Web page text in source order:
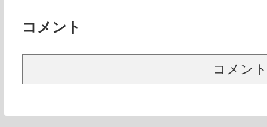
コメント
コメン